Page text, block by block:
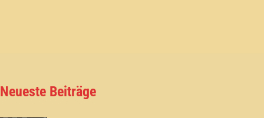
Neueste Beiträge